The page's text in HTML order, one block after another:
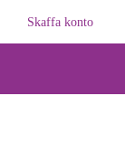
Skaffa konto